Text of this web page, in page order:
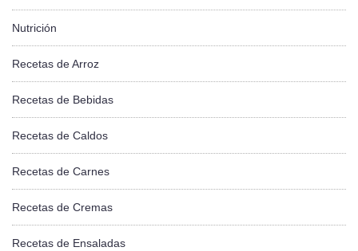
Nutrición
Recetas de Arroz
Recetas de Bebidas
Recetas de Caldos
Recetas de Carnes
Recetas de Cremas
Recetas de Ensaladas